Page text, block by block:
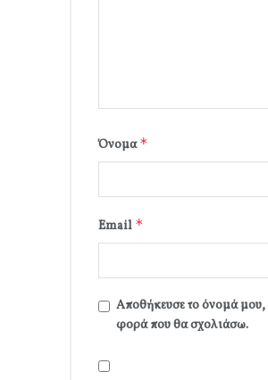
Όνομα*
Email *
Αποθήκευσε το όνομά μου,
φορά που θα σχολιάσω.